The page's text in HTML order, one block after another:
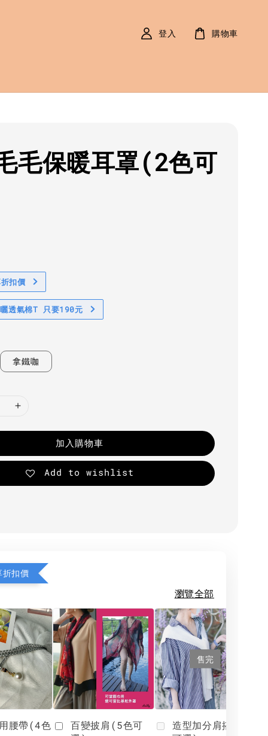
登入 購物車
毛保暖耳罩(2色可
扣價
透氣棉T 只要190元
拿鐵咖
加入購物車
Add to wishlist
扣價
瀏覽全部
腰帶(4色
百變披肩(5色可
售完
造型加分肩搭(4色